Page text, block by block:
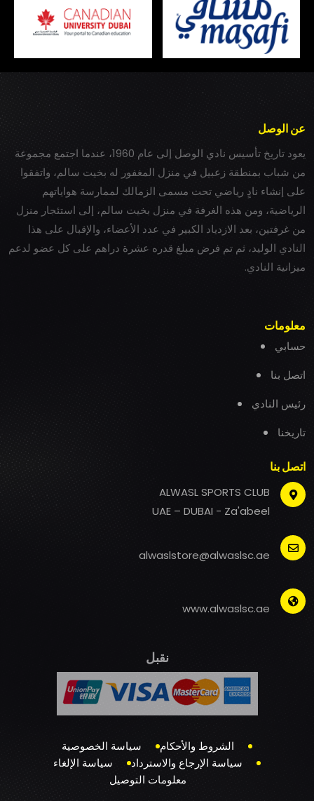
عن الوصل
يعود تاريخ تأسيس نادي الوصل إلى عام 1960، عندما اجتمع مجموعة
من شباب بمنطقة زعبيل في منزل المغفور له بخيت سالم، واتفقوا
على إنشاء نادٍ رياضي تحت مسمى الزمالك لممارسة هواياتهم
الرياضية، ومن هذه الغرفة في منزل بخيت سالم، إلى استئجار منزل
من غرفتين، بعد الازدياد الكبير في عدد الأعضاء، والإقبال على هذا
النادي الوليد، ثم تم فرض مبلغ قدره عشرة دراهم على كل عضو لدعم
ميزانية النادي.
معلومات
حسابي
اتصل بنا
رئيس النادي
تاريخنا
اتصل بنا
ALWASL SPORTS CLUB
UAE – DUBAI - Za'abeel
alwaslstore@alwaslsc.ae
www.alwaslsc.ae
نقبل
الشروط والأحكام
سياسة الخصوصية
سياسة الإرجاع والاسترداد
سياسة الإلغاء
معلومات التوصيل